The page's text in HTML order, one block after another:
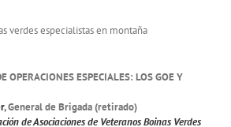
verdes especialistas en montaña
OPERACIONES ESPECIALES: LOS GOE Y
, General de Brigada (retirado)
de Asociaciones de Veteranos Boinas Verdes